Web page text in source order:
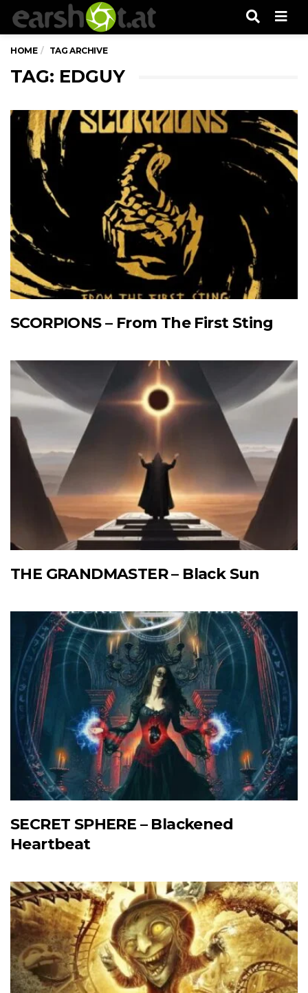
HOME TAG ARCHIVE
TAG: EDGUY
SCORPIONS – From The First Sting
THE GRANDMASTER – Black Sun
SECRET SPHERE – Blackened
Heartbeat